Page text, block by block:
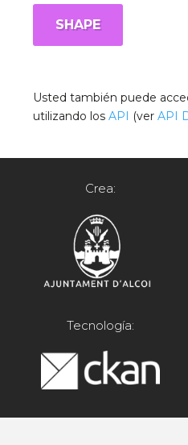
SHAPE
Usted también puede
utilizando losAPI (verAPI
Crea:
Tecnología: